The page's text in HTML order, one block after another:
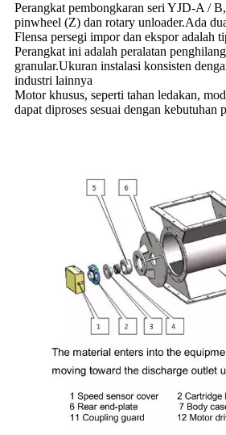
Perangkat pembongkaran seri YJD-A /
pinwheel (Z) dan rotary unloader.Ada
Flensa persegi impor dan ekspor adalah
Perangkat ini adalah peralatan
granular.Ukuran instalasi konsisten
industri lainnya
Motor khusus, seperti tahan ledakan,
dapat diproses sesuai dengan